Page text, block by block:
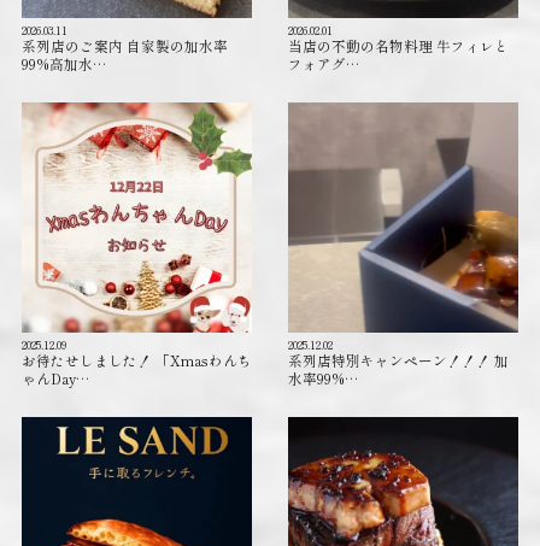
2026.03.11
系列店のご案内 自家製の加水率
99%高加水…
2026.02.01
当店の不動の名物料理 牛フィレと
フォアグ…
2025.12.09
お待たせしました！ 「Xmasわんち
ゃんDay…
2025.12.02
系列店特別キャンペーン！！！ 加
水率99%…